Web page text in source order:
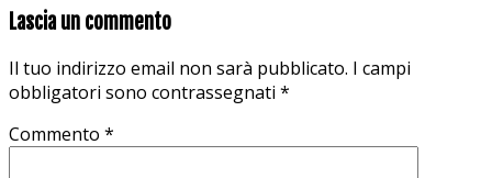
Lascia un commento
Il tuo indirizzo email non sarà pubblicato. I campi
obbligatori sono contrassegnati *
Commento *